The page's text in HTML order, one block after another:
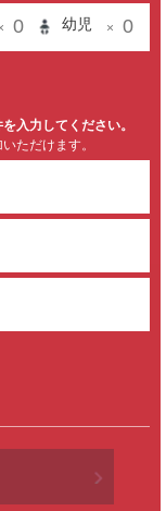
0 幼児 × 0
入力してください。
ただけます。